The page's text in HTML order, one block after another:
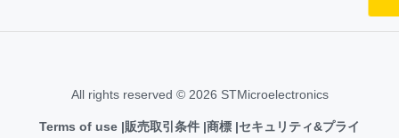
All rights reserved © 2026 STMicroelectronics
Terms of use 販売取引条件 商標 セキュリティ&プライ